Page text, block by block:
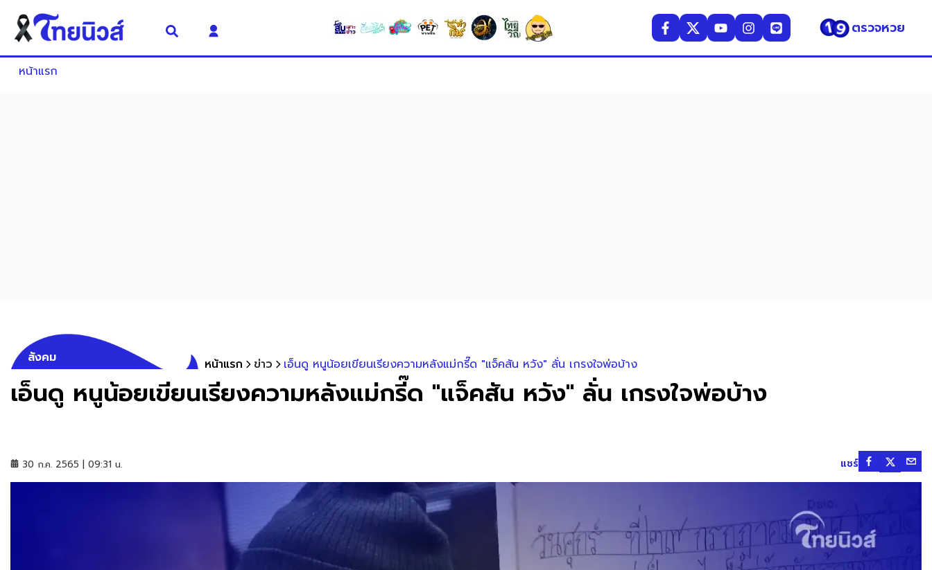
ตรวจหวย
หน้าแรก
สังคม หน้าแรก ข่าว เอ็นดู หนูน้อยเขียนเรียงความหลังแม่กรี๊ด "แจ็คสัน หวัง" ลั่น เกรงใจพ่อบ้าง
เอ็นดู หนูน้อยเขียนเรียงความหลังแม่กรี๊ด "แจ็คสัน หวัง" ลั่น เกรงใจพ่อบ้าง
30 ก.ค. 2565 | 09:31 น. แชร์